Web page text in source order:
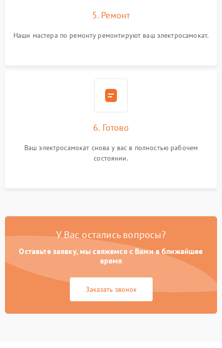
5. Ремонт
Наши мастера по ремонту ремонтируют ваш электросамокат.
6. Готово
Ваш электросамокат снова у вас в полностью рабочем
состоянии.
У Вас остались вопросы?
Оставьте заявку, мы свяжемся с Вами в ближайшее
время
Заказать звонок